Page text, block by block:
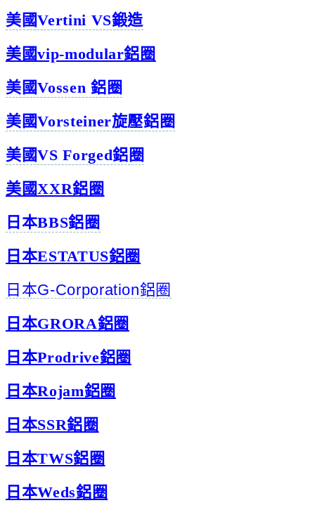
美國Vertini VS鍛造
美國vip-modular鋁圈
美國Vossen 鋁圈
美國Vorsteiner旋壓鋁圈
美國VS Forged鋁圈
美國XXR鋁圈
日本BBS鋁圈
日本ESTATUS鋁圈
日本G-Corporation鋁圈
日本GRORA鋁圈
日本Prodrive鋁圈
日本Rojam鋁圈
日本SSR鋁圈
日本TWS鋁圈
日本Weds鋁圈